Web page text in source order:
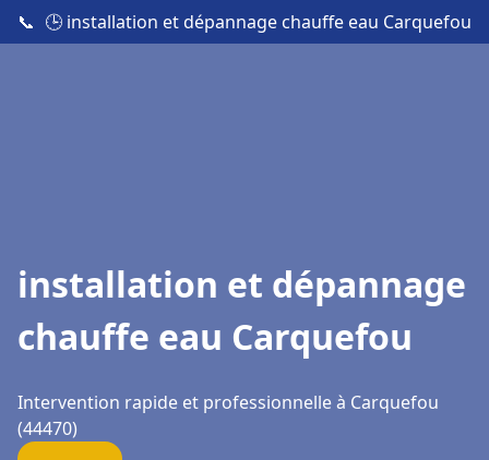
📞 🕒 installation et dépannage chauffe eau Carquefou
installation et dépannage
chauffe eau Carquefou
Intervention rapide et professionnelle à Carquefou
(44470)